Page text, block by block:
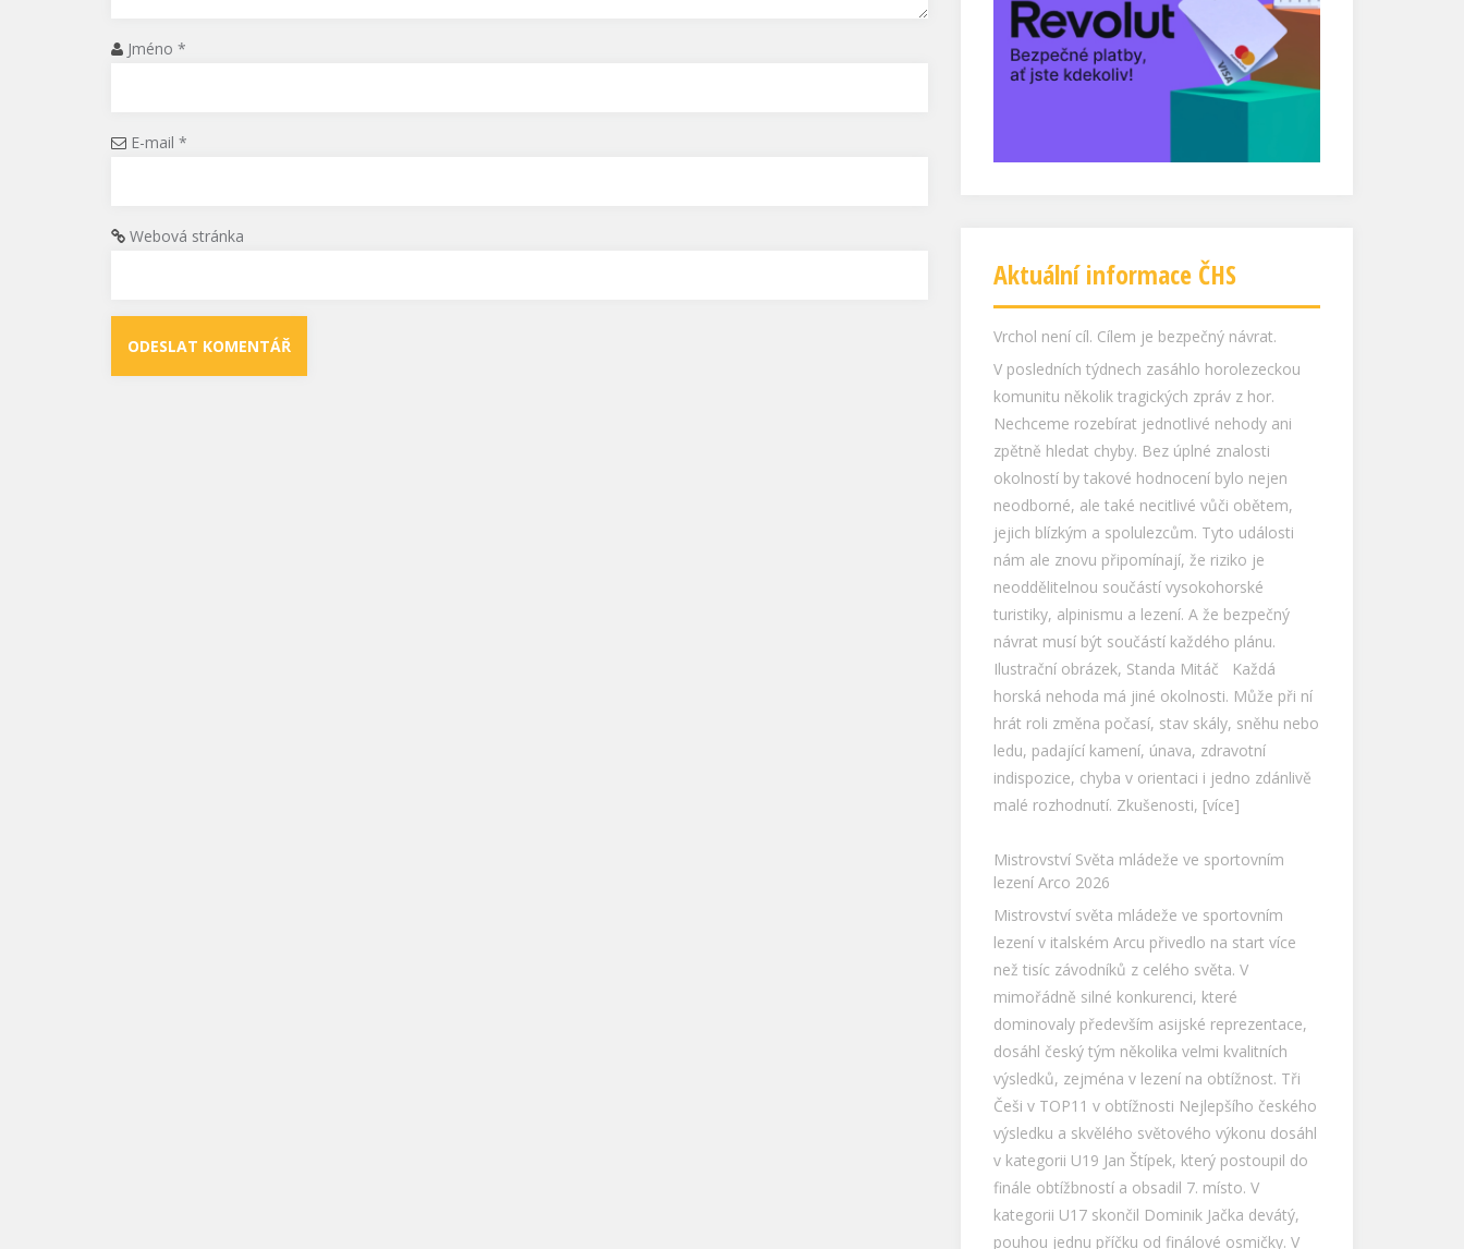
Jméno *
E-mail *
Webová stránka
Aktuální informace ČHS
Vrchol není cíl. Cílem je bezpečný návrat.
V posledních týdnech zasáhlo horolezeckou
komunitu několik tragických zpráv z hor.
Nechceme rozebírat jednotlivé nehody ani
zpětně hledat chyby. Bez úplné znalosti
okolností by takové hodnocení bylo nejen
neodborné, ale také necitlivé vůči obětem,
jejich blízkým a spolulezcům. Tyto události
nám ale znovu připomínají, že riziko je
neoddělitelnou součástí vysokohorské
turistiky, alpinismu a lezení. A že bezpečný
návrat musí být součástí každého plánu.
Ilustrační obrázek, Standa Mitáč Každá
horská nehoda má jiné okolnosti. Může při ní
hrát roli změna počasí, stav skály, sněhu nebo
ledu, padající kamení, únava, zdravotní
indispozice, chyba v orientaci i jedno zdánlivě
malé rozhodnutí. Zkušenosti, [více]
Mistrovství Světa mládeže ve sportovním
lezení Arco 2026
Mistrovství světa mládeže ve sportovním
lezení v italském Arcu přivedlo na start více
než tisíc závodníků z celého světa. V
mimořádně silné konkurenci, které
dominovaly především asijské reprezentace,
dosáhl český tým několika velmi kvalitních
výsledků, zejména v lezení na obtížnost. Tři
Češi v TOP11 v obtížnosti Nejlepšího českého
výsledku a skvělého světového výkonu dosáhl
v kategorii U19 Jan Štípek, který postoupil do
finále obtížbností a obsadil 7. místo. V
kategorii U17 skončil Dominik Jačka devátý,
pouhou jednu příčku od finálové osmičky. V